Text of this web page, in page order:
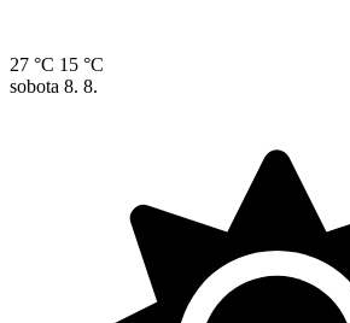
27 °C 15 °C
sobota 8. 8.